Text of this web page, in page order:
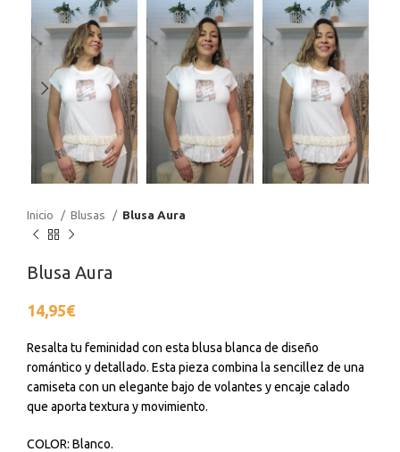
Inicio Blusas Blusa Aura
Blusa Aura
14,95€
Resalta tu feminidad con esta blusa blanca de diseño
romántico y detallado. Esta pieza combina la sencillez de una
camiseta con un elegante bajo de volantes y encaje calado
que aporta textura y movimiento.
COLOR: Blanco.